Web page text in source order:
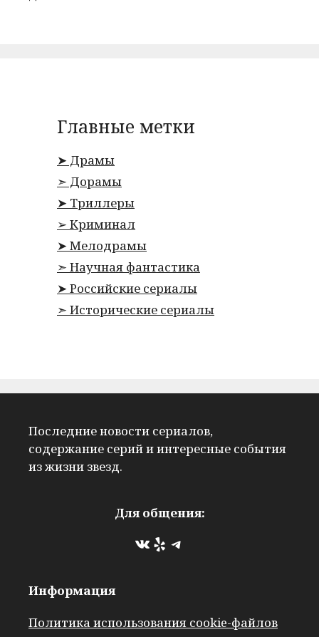
Главные метки
➤ Драмы
➣ Дорамы
➤ Триллеры
➢ Криминал
➤ Мелодрамы
➣ Научная фантастика
➤ Российские сериалы
➣ Исторические сериалы
Последние новости сериалов,
содержание серий и интересные события
из жизни звезд.
Для общения:
ВКонтакте
YelpTelegram
Информация
Политика использования cookie-файлов